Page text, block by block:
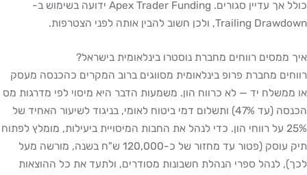
כולל אך עדיין סגורים. Apex Trader Funding ידועה בשימוש ב-
Trailing Drawdown, ולכן חשוב להבין אותה לפני הצטרפות.
איך ממסים רווחים מחברת נוסטרו בינלאומית בישראל?
רווחים מחברת פרופ בינלאומית מסווגים ברוב המקרים כהכנסה מעסק
או ממשלח יד — לא כרווח הון. משמעות הדבר היא מיסוי לפי מדרגות מס
הכנסה (עד 47%) ותשלום דמי ביטוח לאומי, בניגוד לשיעור האחיד של
25% על רווחי הון. כדי לנהל את החבות המיסויית ביעילות, מומלץ לפתוח
תיק עוסק (פטור עד מחזור של כ-120,000 ש"ח בשנה, מורשה מעל
לכך), לנהל ספרי הנהלת חשבונות מסודרים, ולתעד את כל ההוצאות